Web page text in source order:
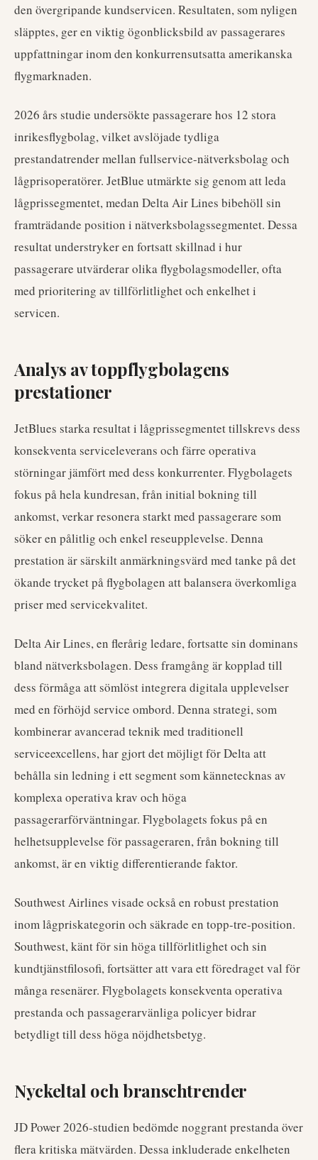
den övergripande kundservicen. Resultaten, som nyligen
släpptes, ger en viktig ögonblicksbild av passagerares
uppfattningar inom den konkurrensutsatta amerikanska
flygmarknaden.
2026 års studie undersökte passagerare hos 12 stora
inrikesflygbolag, vilket avslöjade tydliga
prestandatrender mellan fullservice-nätverksbolag och
lågprisoperatörer. JetBlue utmärkte sig genom att leda
lågprissegmentet, medan Delta Air Lines bibehöll sin
framträdande position i nätverksbolagssegmentet. Dessa
resultat understryker en fortsatt skillnad i hur
passagerare utvärderar olika flygbolagsmodeller, ofta
med prioritering av tillförlitlighet och enkelhet i
servicen.
Analys av toppflygbolagens
prestationer
JetBlues starka resultat i lågprissegmentet tillskrevs dess
konsekventa serviceleverans och färre operativa
störningar jämfört med dess konkurrenter. Flygbolagets
fokus på hela kundresan, från initial bokning till
ankomst, verkar resonera starkt med passagerare som
söker en pålitlig och enkel reseupplevelse. Denna
prestation är särskilt anmärkningsvärd med tanke på det
ökande trycket på flygbolagen att balansera överkomliga
priser med servicekvalitet.
Delta Air Lines, en flerårig ledare, fortsatte sin dominans
bland nätverksbolagen. Dess framgång är kopplad till
dess förmåga att sömlöst integrera digitala upplevelser
med en förhöjd service ombord. Denna strategi, som
kombinerar avancerad teknik med traditionell
serviceexcellens, har gjort det möjligt för Delta att
behålla sin ledning i ett segment som kännetecknas av
komplexa operativa krav och höga
passagerarförväntningar. Flygbolagets fokus på en
helhetsupplevelse för passageraren, från bokning till
ankomst, är en viktig differentierande faktor.
Southwest Airlines visade också en robust prestation
inom lågpriskategorin och säkrade en topp-tre-position.
Southwest, känt för sin höga tillförlitlighet och sin
kundtjänstfilosofi, fortsätter att vara ett föredraget val för
många resenärer. Flygbolagets konsekventa operativa
prestanda och passagerarvänliga policyer bidrar
betydligt till dess höga nöjdhetsbetyg.
Nyckeltal och branschtrender
JD Power 2026-studien bedömde noggrant prestanda över
flera kritiska mätvärden. Dessa inkluderade enkelheten